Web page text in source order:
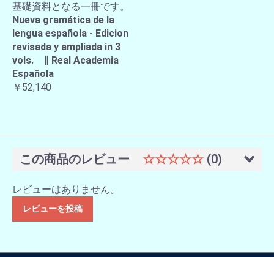
基礎資料となる一冊です。
Nueva gramática de la
lengua española - Edicion
revisada y ampliada in 3
vols. ∥ Real Academia
Española
￥52,140
この商品のレビュー ☆☆☆☆☆ (0)
レビューはありません。
レビューを投稿